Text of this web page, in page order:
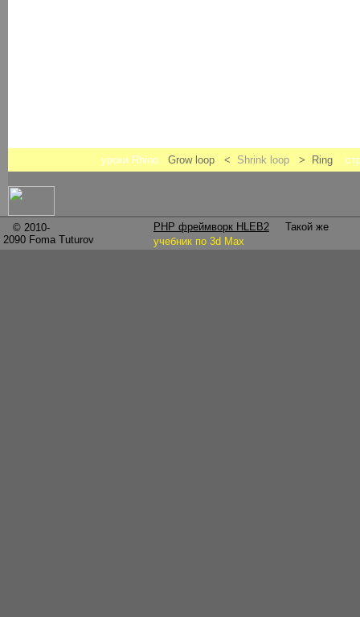
уроки Rhino: Grow loop < Shrink loop > Ring
© 2010-
2090 Foma Tuturov
PHP фреймворк HLEB2
Такой же
учебник по 3d Max